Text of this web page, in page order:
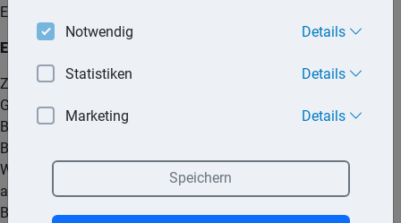
Einkünften.
Einkünfte aus nichtselbstständiger Arbeit:
Zu den Einkünften aus nichtselbstständiger Arbeit gehören:
Gehälter, Löhne, Gratifikationen, Tantiemen aber auch andere
Bezüge und Vorteile die ein Arbeitnehmer im Rahmen seines
Beschäftigungsverhältnisses erhält. Des Weiteren gehören
Wartegelder, Ruhegelder, Witwen- und Waisengelder und
anderer Bezüge und Vorteile aus früheren
Beschäftigungsverhältnissen zu den Einkünften aus
Notwendig Details
Statistiken Details
Marketing Details
Speichern